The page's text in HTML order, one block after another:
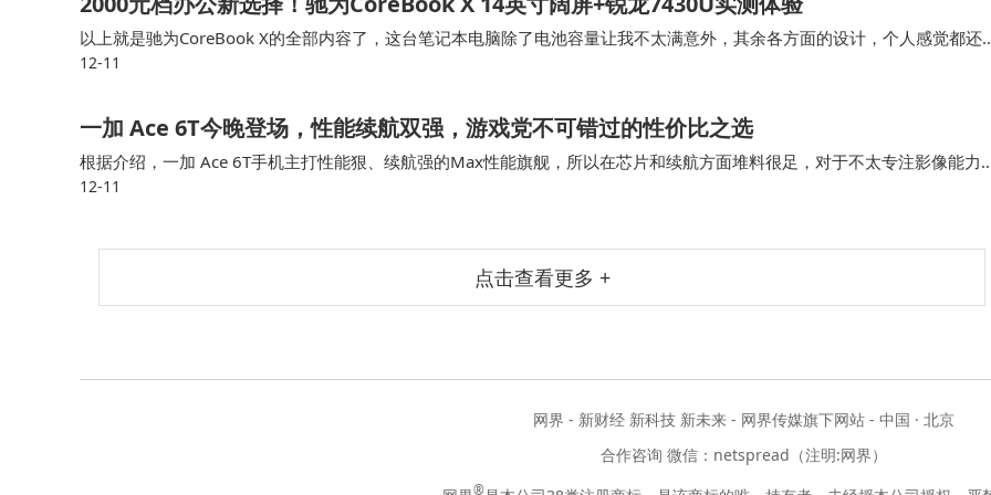
以上就是驰为CoreBook X的全部内容了，这台笔记本电脑除了电池容量让我不太满意外，其余各方面的设计，个人感觉都还
错，例如，屏幕、性能以及散热，如果日常主要用来办公，偶尔玩一下游戏，驰为CoreBoo…
12-11
一加 Ace 6T今晚登场，性能续航双强，游戏党不可错过的性价比之选
根据介绍，一加 Ace 6T手机主打性能狠、续航强的Max性能旗舰，所以在芯片和续航方面堆料很足，对于不太专注影像能力
消费者，是不错的选择。一加 Ace 6T手机搭载了第五代骁龙8旗舰芯，而且还是全球首发…
12-11
点击查看更多 +
网界 - 新财经 新科技 新未来 - 网界传媒旗下网站 - 中国 · 北京
合作咨询 微信：netspread（注明:网界）
®